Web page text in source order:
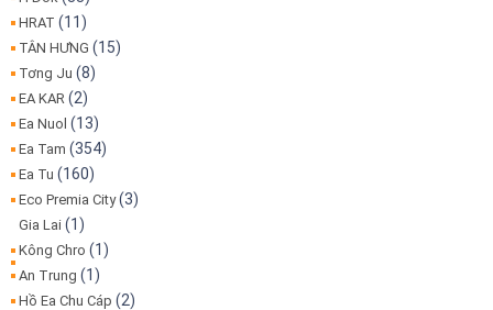
HRAT (11)
TÂN HƯNG (15)
Tơng Ju (8)
EA KAR (2)
Ea Nuol (13)
Ea Tam (354)
Ea Tu (160)
Eco Premia City(3)
Gia Lai (1)
Kông Chro (1)
An Trung (1)
Hồ Ea Chu Cáp (2)